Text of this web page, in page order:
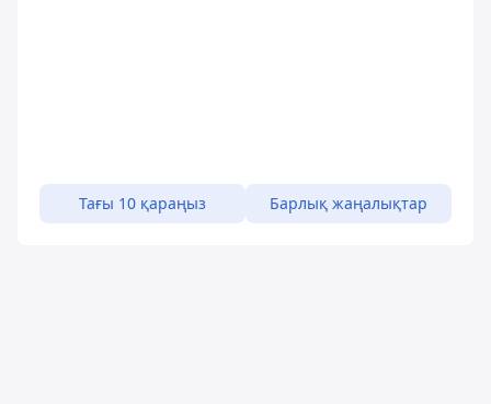
Тағы 10 қараңыз Барлық жаңалықтар